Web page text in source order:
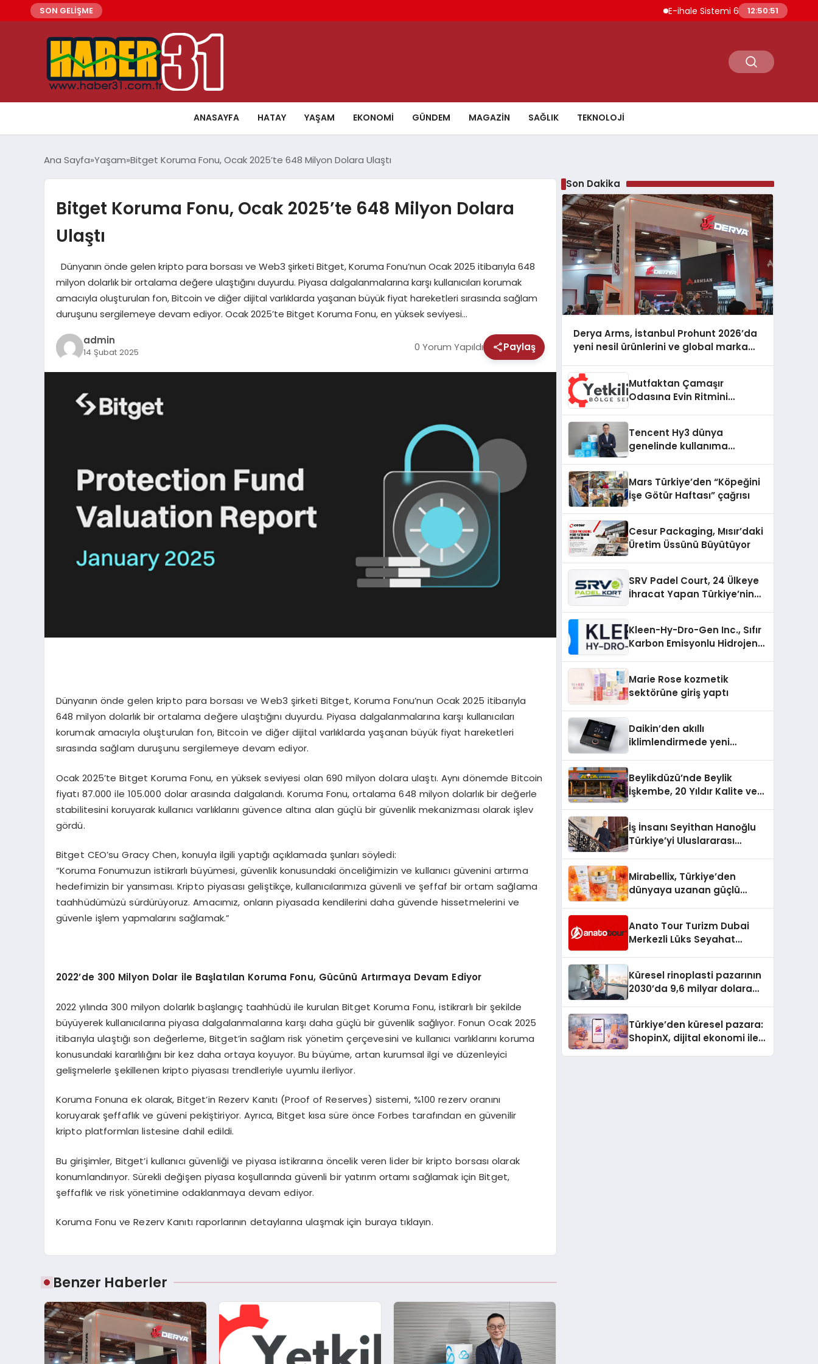
SON GELİŞME E-ihale Sistemi 6 Ayda 2.7 Milyar Lira
12:50:52
ANASAYFA HATAY YAŞAM EKONOMI GÜNDEM MAGAZIN SAĞLIK TEKNOLOJI
Ana Sayfa Yaşam Bitget Koruma Fonu, Ocak 2025’te 648 Milyon Dolara Ulaştı
Bitget Koruma Fonu, Ocak 2025’te 648 Milyon Dolara
Ulaştı
Dünyanın önde gelen kripto para borsası ve Web3 şirketi Bitget, Koruma Fonu’nun Ocak 2025 itibarıyla 648
milyon dolarlık bir ortalama değere ulaştığını duyurdu. Piyasa dalgalanmalarına karşı kullanıcıları korumak
amacıyla oluşturulan fon, Bitcoin ve diğer dijital varlıklarda yaşanan büyük fiyat hareketleri sırasında sağlam
duruşunu sergilemeye devam ediyor. Ocak 2025’te Bitget Koruma Fonu, en yüksek seviyesi…
admin
14 Şubat 2025 0 Yorum Yapıldı Paylaş
Dünyanın önde gelen kripto para borsası ve Web3 şirketi Bitget, Koruma Fonu’nun Ocak 2025 itibarıyla
648 milyon dolarlık bir ortalama değere ulaştığını duyurdu. Piyasa dalgalanmalarına karşı kullanıcıları
korumak amacıyla oluşturulan fon, Bitcoin ve diğer dijital varlıklarda yaşanan büyük fiyat hareketleri
sırasında sağlam duruşunu sergilemeye devam ediyor.
Ocak 2025’te Bitget Koruma Fonu, en yüksek seviyesi olan 690 milyon dolara ulaştı. Aynı dönemde Bitcoin
fiyatı 87.000 ile 105.000 dolar arasında dalgalandı. Koruma Fonu, ortalama 648 milyon dolarlık bir değerle
stabilitesini koruyarak kullanıcı varlıklarını güvence altına alan güçlü bir güvenlik mekanizması olarak işlev
gördü.
Bitget CEO’su Gracy Chen, konuyla ilgili yaptığı açıklamada şunları söyledi:
“Koruma Fonumuzun istikrarlı büyümesi, güvenlik konusundaki önceliğimizin ve kullanıcı güvenini artırma
hedefimizin bir yansıması. Kripto piyasası geliştikçe, kullanıcılarımıza güvenli ve şeffaf bir ortam sağlama
taahhüdümüzü sürdürüyoruz. Amacımız, onların piyasada kendilerini daha güvende hissetmelerini ve
güvenle işlem yapmalarını sağlamak.”
2022’de 300 Milyon Dolar ile Başlatılan Koruma Fonu, Gücünü Artırmaya Devam Ediyor
2022 yılında 300 milyon dolarlık başlangıç taahhüdü ile kurulan Bitget Koruma Fonu, istikrarlı bir şekilde
büyüyerek kullanıcılarına piyasa dalgalanmalarına karşı daha güçlü bir güvenlik sağlıyor. Fonun Ocak 2025
itibarıyla ulaştığı son değerleme, Bitget’in sağlam risk yönetim çerçevesini ve kullanıcı varlıklarını koruma
konusundaki kararlılığını bir kez daha ortaya koyuyor. Bu büyüme, artan kurumsal ilgi ve düzenleyici
gelişmelerle şekillenen kripto piyasası trendleriyle uyumlu ilerliyor.
Koruma Fonuna ek olarak, Bitget’in Rezerv Kanıtı (Proof of Reserves) sistemi, %100 rezerv oranını
koruyarak şeffaflık ve güveni pekiştiriyor. Ayrıca, Bitget kısa süre önce Forbes tarafından en güvenilir
kripto platformları listesine dahil edildi.
Bu girişimler, Bitget’i kullanıcı güvenliği ve piyasa istikrarına öncelik veren lider bir kripto borsası olarak
konumlandırıyor. Sürekli değişen piyasa koşullarında güvenli bir yatırım ortamı sağlamak için Bitget,
şeffaflık ve risk yönetimine odaklanmaya devam ediyor.
Koruma Fonu ve Rezerv Kanıtı raporlarının detaylarına ulaşmak için buraya tıklayın.
Benzer Haberler
Son Dakika
Derya Arms, İstanbul Prohunt 2026’da
yeni nesil ürünlerini ve global marka
Mutfaktan Çamaşır
Odasına Evin Ritmini
Destek Deneyimi
Tencent Hy3 dünya
genelinde kullanıma
Mars Türkiye’den “Köpeğini
İşe Götür Haftası” çağrısı
Cesur Packaging, Mısır’daki
Üretim Üssünü Büyütüyor
SRV Padel Court, 24 Ülkeye
İhracat Yapan Türkiye’nin
Kleen-Hy-Dro-Gen Inc., Sıfır
Karbon Emisyonlu Hidrojen
Aldı
Marie Rose kozmetik
sektörüne giriş yaptı
Daikin’den akıllı
iklimlendirmede yeni
Beylikdüzü’nde Beylik
İşkembe, 20 Yıldır Kalite ve
İş İnsanı Seyithan Hanoğlu
Türkiye’yi Uluslararası
Mirabellix, Türkiye’den
dünyaya uzanan güçlü
Anato Tour Turizm Dubai
Merkezli Lüks Seyahat
Küresel rinoplasti pazarının
2030’da 9,6 milyar dolara
Türkiye’den küresel pazara:
ShopinX, dijital ekonomi ile